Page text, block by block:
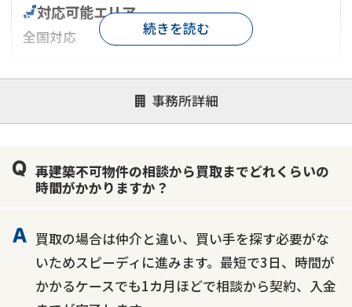
事務所詳細
対応可能エリア
全国対応
対応が親身 オンライン面談可能
レスポンスが早い
1億円以上の買取可
続きを読む
再建築不可物件の相談から買取までどれくらいの
時間がかかりますか？
買取の場合は仲介と違い、買い手を探す必要がな
いためスピーディに進みます。最短で3日、時間が
かかるケースでも1カ月ほどで相談から契約、入金